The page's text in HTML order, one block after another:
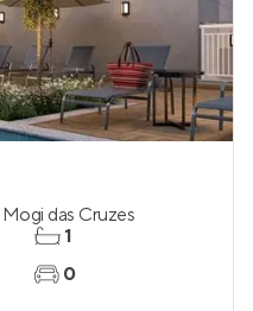
Mogi das Cruzes
1
0